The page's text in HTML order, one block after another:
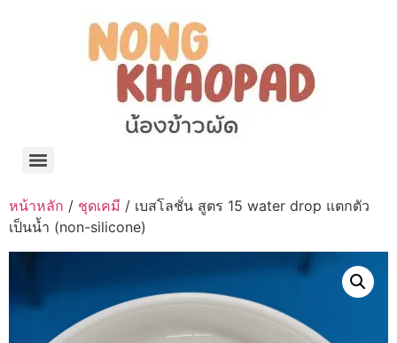
หน้าหลัก / ชุดเคมี / เบสโลชั่น สูตร 15 water drop แตกตัว
เป็นน้ำ (non-silicone)